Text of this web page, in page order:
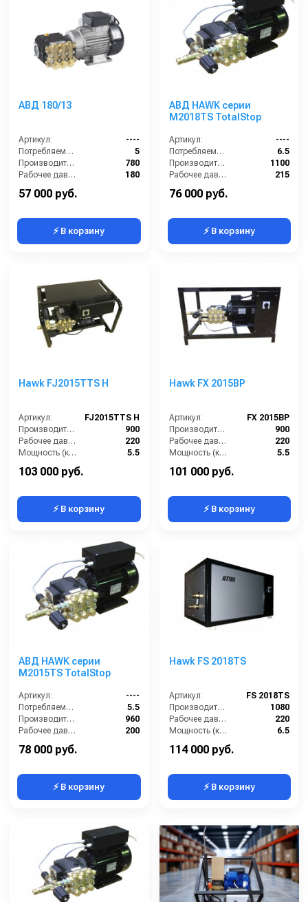
АВД 180/13
Артикул:
----
Потребляемая мощность (кВт):
5
Производительность (л/ч):
780
Рабочее давление (бар):
180
Мощность (кВт):
57 000 руб.
⚡ В корзину
АВД HAWK серии
M2018TS TotalStop
Артикул:
----
Потребляемая мощность (кВт):
6.5
Производительность (л/ч):
1100
Рабочее давление (бар):
215
Мощность (кВт):
76 000 руб.
⚡ В корзину
Hawk FJ2015TTS H
Артикул:
FJ2015TTS H
Производительность (л/ч):
900
Рабочее давление (бар):
220
Мощность (кВт):
5.5
103 000 руб.
⚡ В корзину
Hawk FX 2015BP
Артикул:
FX 2015BP
Производительность (л/ч):
900
Рабочее давление (бар):
220
Мощность (кВт):
5.5
101 000 руб.
⚡ В корзину
АВД HAWK серии
M2015TS TotalStop
Артикул:
----
Потребляемая мощность (кВт):
5.5
Производительность (л/ч):
960
Рабочее давление (бар):
200
Мощность (кВт):
78 000 руб.
⚡ В корзину
Hawk FS 2018TS
Артикул:
FS 2018TS
Производительность (л/ч):
1080
Рабочее давление (бар):
220
Мощность (кВт):
6.5
114 000 руб.
⚡ В корзину